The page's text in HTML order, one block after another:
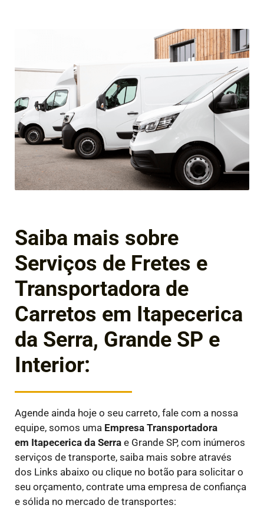
Saiba mais sobre
Serviços de Fretes e
Transportadora de
Carretos em Itapecerica
da Serra, Grande SP e
Interior:
Agende ainda hoje o seu carreto, fale com a nossa
equipe, somos uma Empresa Transportadora
em Itapecerica da Serra e Grande SP, com inúmeros
serviços de transporte, saiba mais sobre através
dos Links abaixo ou clique no botão para solicitar o
seu orçamento, contrate uma empresa de confiança
e sólida no mercado de transportes: